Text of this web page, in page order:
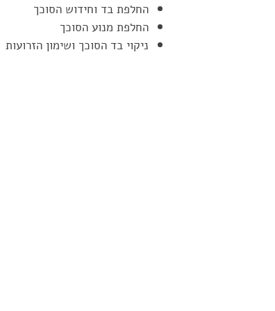
החלפת בד וחידוש הסוכך
החלפת מנוע הסוכך
ניקוי בד הסוכך ושימון הזרועות